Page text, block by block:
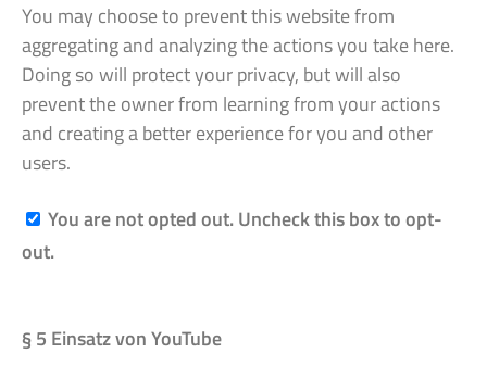
You may choose to prevent this website from
aggregating and analyzing the actions you take here.
Doing so will protect your privacy, but will also
prevent the owner from learning from your actions
and creating a better experience for you and other
users.
You are not opted out. Uncheck this box to opt-
out.
§ 5 Einsatz von YouTube